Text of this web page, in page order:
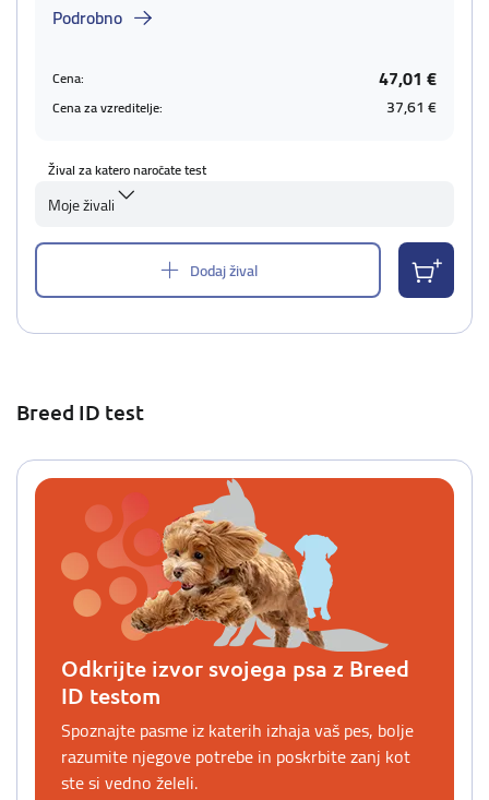
Podrobno
Cena: 47,01 €
Cena za vzreditelje: 37,61 €
Žival za katero naročate test
Moje živali
Dodaj žival
Breed ID test
Odkrijte izvor svojega psa z Breed
ID testom
Spoznajte pasme iz katerih izhaja vaš pes, bolje
razumite njegove potrebe in poskrbite zanj kot
ste si vedno želeli.